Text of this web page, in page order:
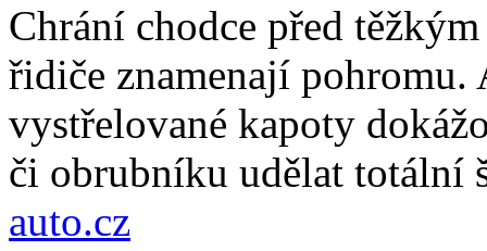
Chrání chodce před
řidiče znamenají
vystřelované kapoty
či obrubníku udělat totální
auto.cz